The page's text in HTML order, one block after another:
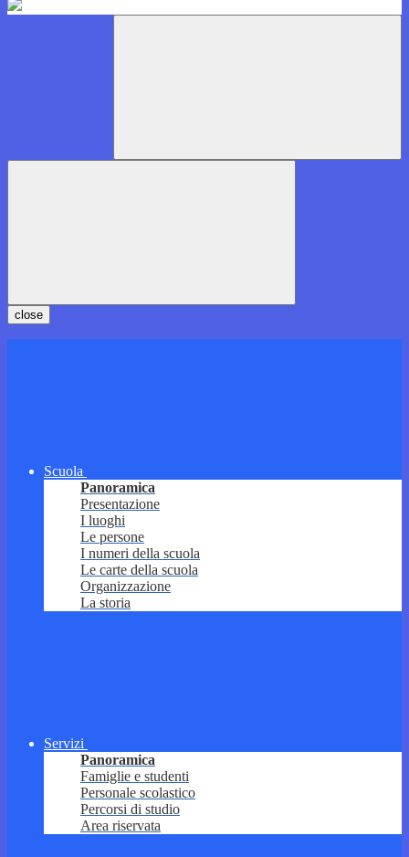
close
Scuola
Panoramica
Presentazione
I luoghi
Le persone
I numeri della scuola
Le carte della scuola
Organizzazione
La storia
Servizi
Panoramica
Famiglie e studenti
Personale scolastico
Percorsi di studio
Area riservata